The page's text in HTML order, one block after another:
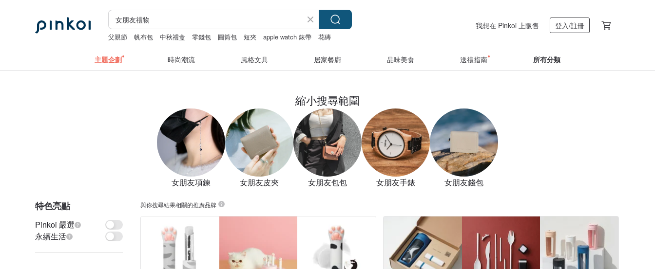
父親節 帆布包 中秋禮盒 零錢包 圓筒包 短夾 apple watch 錶帶 花磚
我想在 Pinkoi 上販售 登入/註冊
主題企劃 時尚潮流 風格文具 居家餐廚 品味美食 送禮指南 所有分類
縮小搜尋範圍
女朋友項鍊 女朋友皮夾 女朋友包包 女朋友手錶 女朋友錢包
特色亮點
Pinkoi 嚴選
永續生活
與你搜尋結果相關的推廣品牌